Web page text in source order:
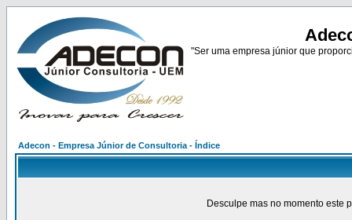
"Ser uma empresa júnior que
Adecon - Empresa Júnior de Consultoria - Índice
Desculpe mas no momento este